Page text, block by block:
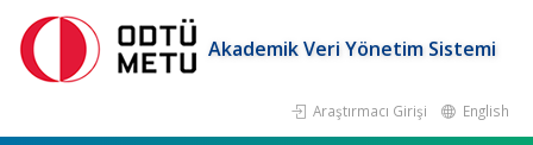
Akademik Veri Yönetim Sistemi
Araştırmacı Girişi English